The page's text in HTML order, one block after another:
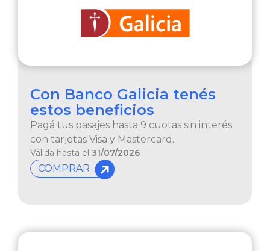
Con Banco Galicia tenés
estos beneficios
Pagá tus pasajes hasta 9 cuotas sin interés
con tarjetas Visa y Mastercard.
Válida hasta el 31/07/2026
COMPRAR